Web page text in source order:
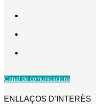
Canal de comunicacions
ENLLAÇOS D’INTERÈS